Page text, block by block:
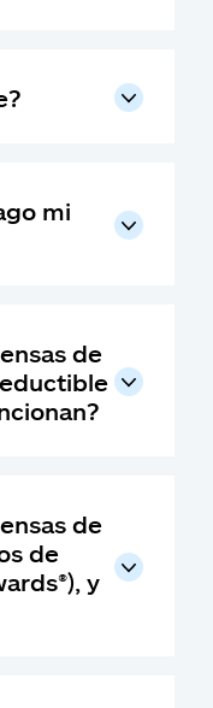
mi
de
de
de
y